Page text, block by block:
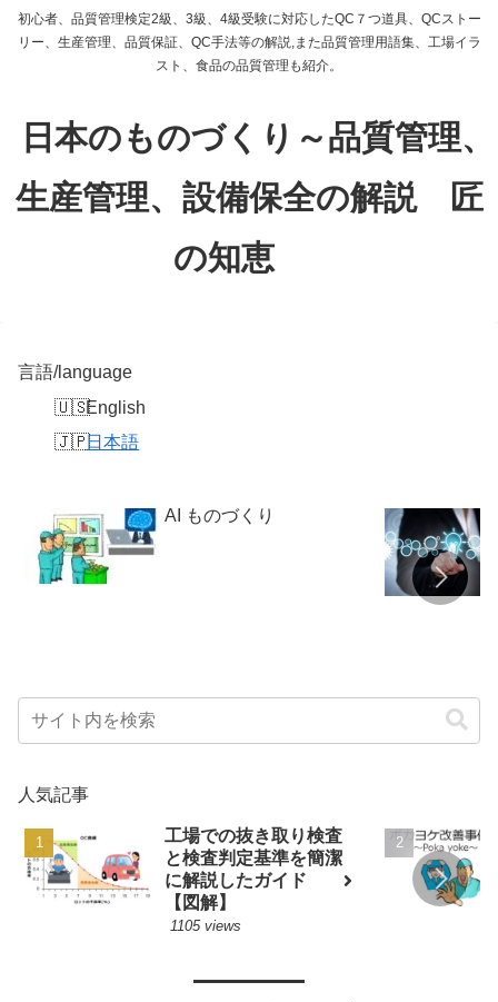
初心者、品質管理検定2級、3級、4級受験に対応したQC７つ道具、QCストー
リー、生産管理、品質保証、QC手法等の解説,また品質管理用語集、工場イラ
スト、食品の品質管理も紹介。
日本のものづくり～品質管理、
生産管理、設備保全の解説 匠
の知恵
言語/language
English
日本語
AI ものづくり
人気記事
工場での抜き取り検査
と検査判定基準を簡潔
に解説したガイド
【図解】
1105 views